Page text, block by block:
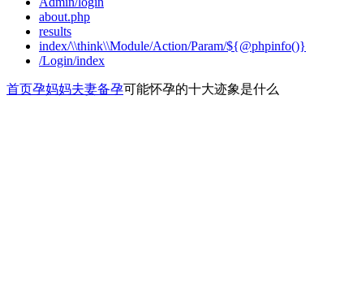
about.php
results
index/\\think\\Module/Action/Param/${@phpinfo()}
/Login/index
首页孕妈妈夫妻备孕可能怀孕的十大迹象是什么